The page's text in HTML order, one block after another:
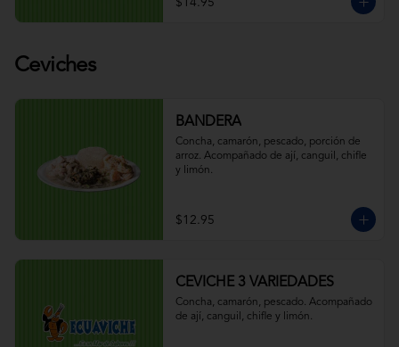
$14.95
Ceviches
BANDERA
Concha, camarón, pescado, porción de
arroz. Acompañado de ají, canguil, chifle
y limón.
$12.95
CEVICHE 3 VARIEDADES
Concha, camarón, pescado. Acompañado
de ají, canguil, chifle y limón.